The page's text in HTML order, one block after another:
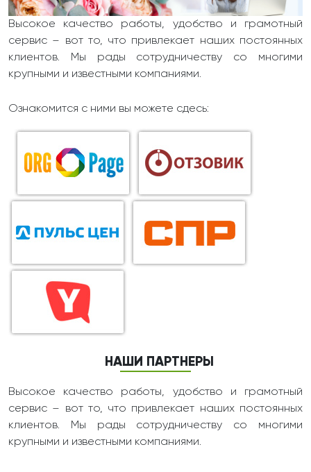
Высокое качество работы, удобство и грамотный
сервис – вот то, что привлекает наших постоянных
клиентов. Мы рады сотрудничеству со многими
крупными и известными компаниями.
Ознакомится с ними вы можете сдесь:
НАШИ ПАРТНЕРЫ
Высокое качество работы, удобство и грамотный
сервис – вот то, что привлекает наших постоянных
клиентов. Мы рады сотрудничеству со многими
крупными и известными компаниями.